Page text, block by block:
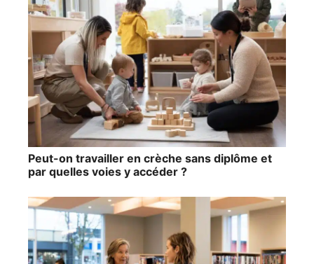
Peut-on travailler en crèche sans diplôme et
par quelles voies y accéder ?